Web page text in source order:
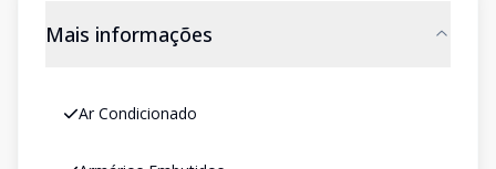
Mais informações
Ar Condicionado